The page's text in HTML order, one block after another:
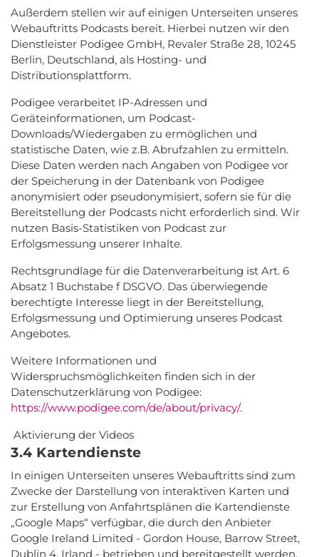
Außerdem stellen wir auf einigen Unterseiten unseres
Webauftritts Podcasts bereit. Hierbei nutzen wir den
Dienstleister Podigee GmbH, Revaler Straße 28, 10245
Berlin, Deutschland, als Hosting- und
Distributionsplattform.
Podigee verarbeitet IP-Adressen und
Geräteinformationen, um Podcast-
Downloads/Wiedergaben zu ermöglichen und
statistische Daten, wie z.B. Abrufzahlen zu ermitteln.
Diese Daten werden nach Angaben von Podigee vor
der Speicherung in der Datenbank von Podigee
anonymisiert oder pseudonymisiert, sofern sie für die
Bereitstellung der Podcasts nicht erforderlich sind. Wir
nutzen Basis-Statistiken von Podcast zur
Erfolgsmessung unserer Inhalte.
Rechtsgrundlage für die Datenverarbeitung ist Art. 6
Absatz 1 Buchstabe f DSGVO. Das überwiegende
berechtigte Interesse liegt in der Bereitstellung,
Erfolgsmessung und Optimierung unseres Podcast
Angebotes.
Weitere Informationen und
Widerspruchsmöglichkeiten finden sich in der
Datenschutzerklärung von Podigee:
https://www.podigee.com/de/about/privacy/.
Aktivierung der Videos
3.4 Kartendienste
In einigen Unterseiten unseres Webauftritts sind zum
Zwecke der Darstellung von interaktiven Karten und
zur Erstellung von Anfahrtsplänen die Kartendienste
„Google Maps“ verfügbar, die durch den Anbieter
Google Ireland Limited - Gordon House, Barrow Street,
Dublin 4, Irland - betrieben und bereitgestellt werden.